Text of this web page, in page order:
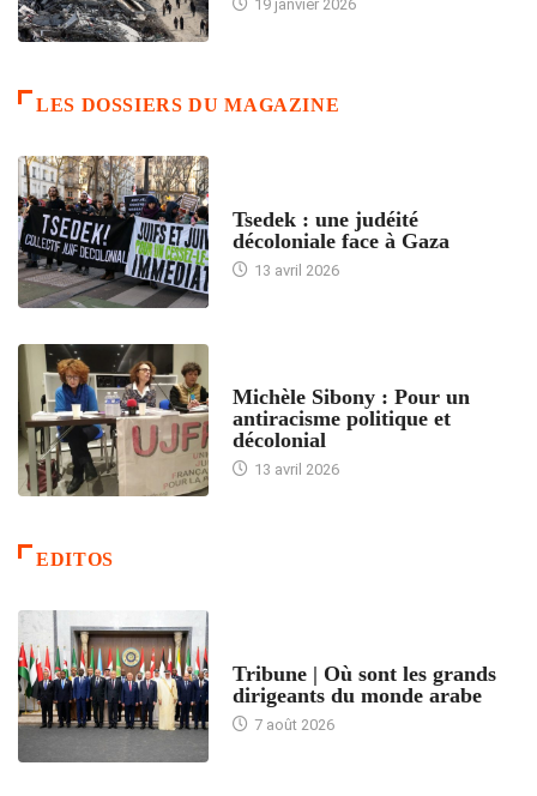
19 janvier 2026
LES DOSSIERS DU MAGAZINE
Tsedek : une judéité
décoloniale face à Gaza
13 avril 2026
Michèle Sibony : Pour un
antiracisme politique et
décolonial
13 avril 2026
EDITOS
Tribune | Où sont les grands
dirigeants du monde arabe
7 août 2026